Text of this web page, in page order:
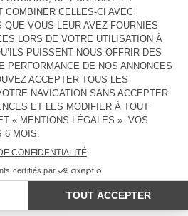
SOUMETTRE